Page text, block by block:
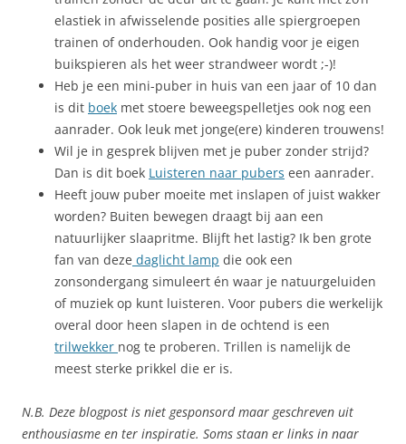
elastiek in afwisselende posities alle spiergroepen
trainen of onderhouden. Ook handig voor je eigen
buikspieren als het weer strandweer wordt ;-)!
Heb je een mini-puber in huis van een jaar of 10 dan
is dit boek met stoere beweegspelletjes ook nog een
aanrader. Ook leuk met jonge(ere) kinderen trouwens!
Wil je in gesprek blijven met je puber zonder strijd?
Dan is dit boek Luisteren naar pubers een aanrader.
Heeft jouw puber moeite met inslapen of juist wakker
worden? Buiten bewegen draagt bij aan een
natuurlijker slaapritme. Blijft het lastig? Ik ben grote
fan van deze daglicht lamp die ook een
zonsondergang simuleert én waar je natuurgeluiden
of muziek op kunt luisteren. Voor pubers die werkelijk
overal door heen slapen in de ochtend is een
trilwekker nog te proberen. Trillen is namelijk de
meest sterke prikkel die er is.
N.B. Deze blogpost is niet gesponsord maar geschreven uit
enthousiasme en ter inspiratie. Soms staan er links in naar